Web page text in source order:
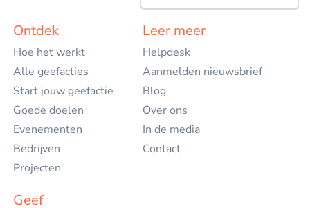
English
Ontdek
Hoe het werkt
Alle geefacties
Start jouw geefactie
Goede doelen
Evenementen
Bedrijven
Projecten
Leer meer
Helpdesk
Aanmelden nieuwsbrief
Blog
Over ons
In de media
Contact
Geef